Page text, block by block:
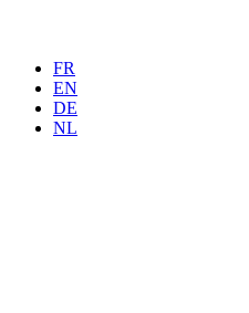
FR
EN
DE
NL